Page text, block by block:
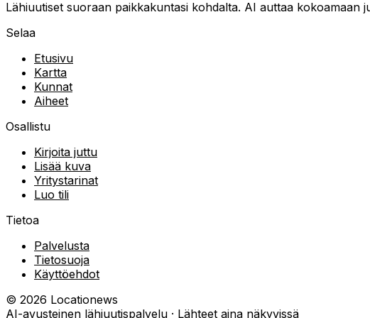
Lähiuutiset suoraan paikkakuntasi kohdalta. AI auttaa kokoamaan
Selaa
Etusivu
Kartta
Kunnat
Aiheet
Osallistu
Kirjoita juttu
Lisää kuva
Yritystarinat
Luo tili
Tietoa
Palvelusta
Tietosuoja
Käyttöehdot
© 2026 Locationews
AI-avusteinen lähiuutispalvelu · Lähteet aina näkyvissä